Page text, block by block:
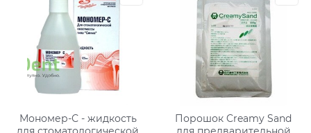
Мономер-С - жидкость
Порошок Creamy Sand